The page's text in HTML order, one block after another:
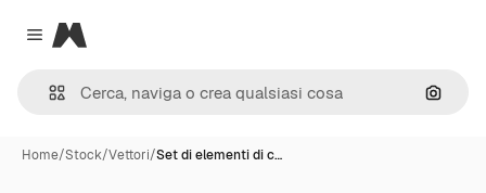
Close menu
Magnific
Cerca
Home/Stock/Vettori/Set di elementi di c…